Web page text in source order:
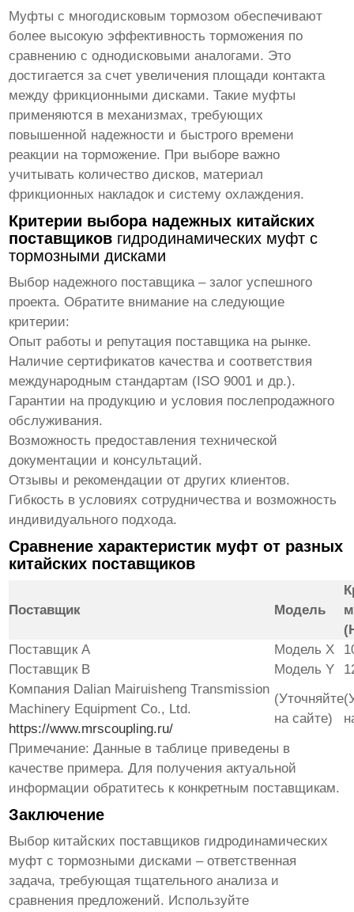
Муфты с многодисковым тормозом обеспечивают
более высокую эффективность торможения по
сравнению с однодисковыми аналогами. Это
достигается за счет увеличения площади контакта
между фрикционными дисками. Такие муфты
применяются в механизмах, требующих
повышенной надежности и быстрого времени
реакции на торможение. При выборе важно
учитывать количество дисков, материал
фрикционных накладок и систему охлаждения.
Критерии выбора надежных китайских
поставщиков гидродинамических муфт с
тормозными дисками
Выбор надежного поставщика – залог успешного
проекта. Обратите внимание на следующие
критерии:
Опыт работы и репутация поставщика на рынке.
Наличие сертификатов качества и соответствия
международным стандартам (ISO 9001 и др.).
Гарантии на продукцию и условия послепродажного
обслуживания.
Возможность предоставления технической
документации и консультаций.
Отзывы и рекомендации от других клиентов.
Гибкость в условиях сотрудничества и возможность
индивидуального подхода.
Сравнение характеристик муфт от разных
китайских поставщиков
Поставщик Модель
Поставщик A
Модель X
Поставщик B
Модель Y
Компания Dalian Mairuisheng Transmission
Machinery Equipment Co., Ltd.
https://www.mrscoupling.ru/
(Уточняйте
на сайте)
Примечание: Данные в таблице приведены в
качестве примера. Для получения актуальной
информации обратитесь к конкретным поставщикам.
Заключение
Выбор китайских поставщиков гидродинамических
муфт с тормозными дисками – ответственная
задача, требующая тщательного анализа и
сравнения предложений. Используйте